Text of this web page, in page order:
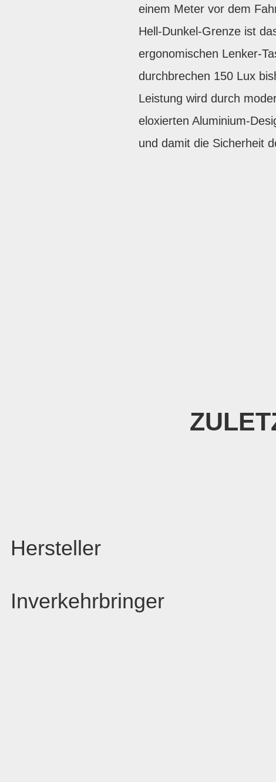
einem Meter vor dem
Hell-Dunkel-Grenze ist
ergonomischen Lenker-
durchbrechen 150 Lux
Leistung wird durch
eloxierten Aluminium-
und damit die Sicherheit
Hersteller
Inverkehrbringer